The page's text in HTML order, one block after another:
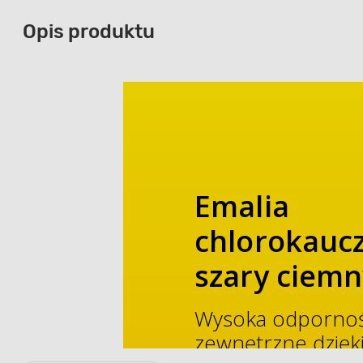
Opis produktu
Emalia
szary
Wysoka
zewnętrzne